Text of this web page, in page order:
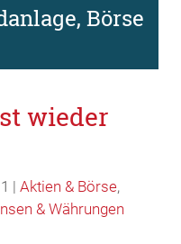
Börse
wieder
| Aktien & Börse,
& Währungen